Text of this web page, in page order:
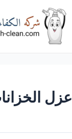
عزل